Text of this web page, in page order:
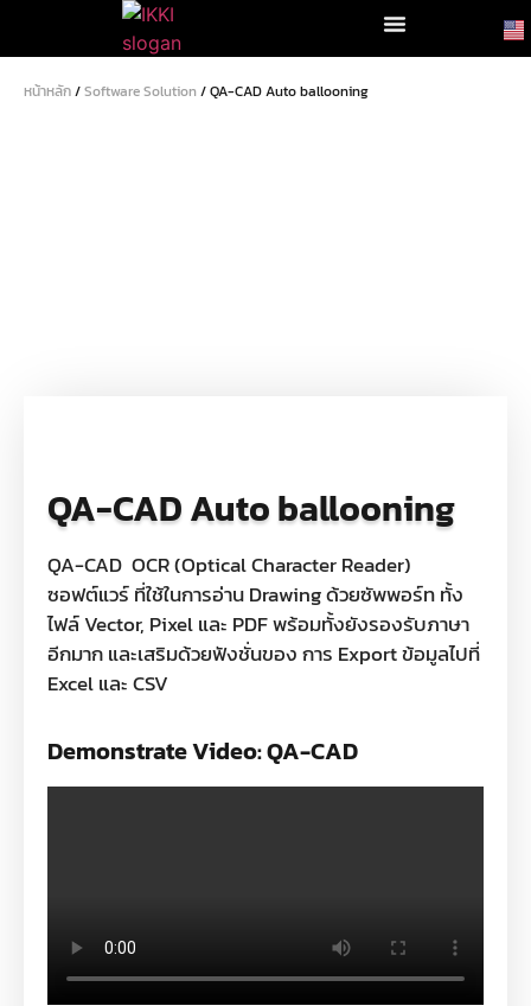
หน้าหลัก/Software Solution / QA-CAD Auto ballooning
QA-CAD Auto ballooning
QA-CAD OCR (Optical Character Reader)
ซอฟต์แวร์ ที่ใช้ในการอ่าน Drawing ด้วยซัพพอร์ท ทั้ง
ไฟล์ Vector, Pixel และ PDF พร้อมทั้งยังรองรับภาษา
อีกมาก และเสริมด้วยฟังชั่นของ การ Export ข้อมูลไปที่
Excel และ CSV
Demonstrate Video: QA-CAD